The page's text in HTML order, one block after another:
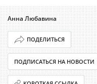
Анна Любавина
ПОДЕЛИТЬСЯ
ПОДПИСАТЬСЯ НА НОВОСТИ